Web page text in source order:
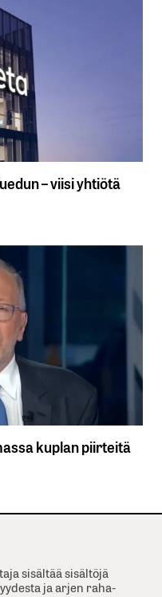
– viisi yhtiötä
kuplan piirteitä
sisältää sisältöjä
ja arjen raha-